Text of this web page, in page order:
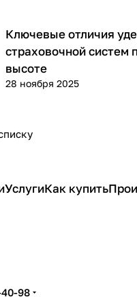
Теория
Ключевые отличия
страховочной систем
высоте
28 ноября 2025
УслугиКак купить
98